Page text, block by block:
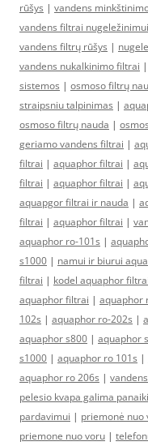
rūšys | vandens
vandens filtrai nugeležinimui
vandens filtrų rūšys |
vandens nukalkinimo filtrai |
sistemos | osmoso filtrų
straipsniu talpinimas |
osmoso filtrų nauda |
geriamo vandens filtrai |
filtrai | aquaphor filtrai |
filtrai | aquaphor filtrai |
aquapgor filtrai ir nauda |
filtrai | aquaphor filtrai |
aquaphor ro-101s |
s1000 | namui ir biurui
filtrai | kodel aquaphor filtrai
aquaphor filtrai | aquaphor
102s | aquaphor ro-202s |
aquaphor s800 | aquaphor
s1000 | aquaphor ro 101s |
aquaphor ro 206s |
pelesio kvapa galima
pardavimui | priemonė nuo
priemone nuo voru |